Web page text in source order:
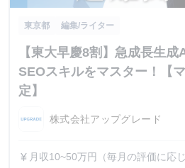
東京都 編集/ライター
【東大早慶8割】急成長生
SEOスキルをマスター！【
定】
株式会社アップグレード
currency_yen 月収10~50万円（毎月の評価に応